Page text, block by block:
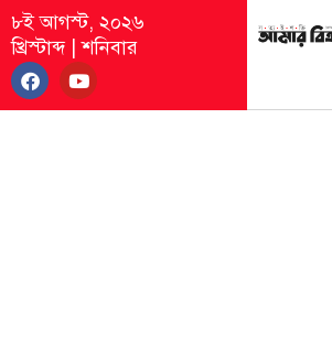
৮ই আগস্ট, ২০২৬
খ্রিস্টাব্দ|শনিবার